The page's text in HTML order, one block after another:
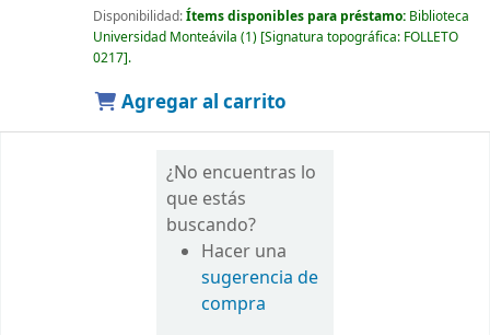
Disponibilidad:Ítems disponibles para préstamo: Biblioteca
Universidad Monteávila (1) Signatura topográfica: FOLLETO
0217 .
Agregar al carrito
¿No encuentras lo
que estás
buscando?
Hacer una
sugerencia de
compra